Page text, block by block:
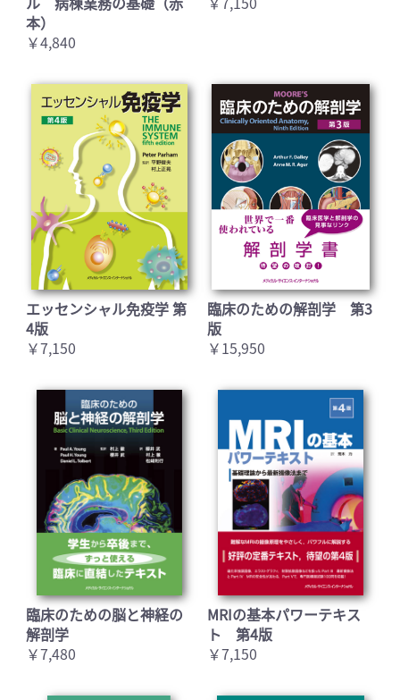
本）
￥4,840
エッセンシャル免疫学 第
4版
￥7,150
臨床のための解剖学 第3
版
￥15,950
臨床のための脳と神経の
解剖学
￥7,480
MRIの基本パワーテキス
ト 第4版
￥7,150